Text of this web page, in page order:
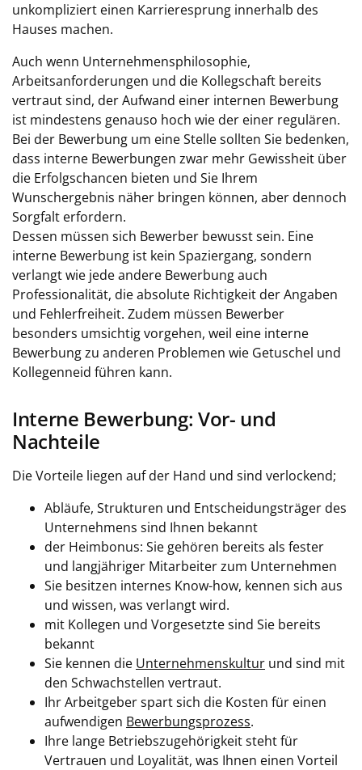
unkompliziert einen Karrieresprung innerhalb des
Hauses machen.
Auch wenn Unternehmensphilosophie,
Arbeitsanforderungen und die Kollegschaft bereits
vertraut sind, der Aufwand einer internen Bewerbung
ist mindestens genauso hoch wie der einer regulären.
Bei der Bewerbung um eine Stelle sollten Sie bedenken,
dass interne Bewerbungen zwar mehr Gewissheit über
die Erfolgschancen bieten und Sie Ihrem
Wunschergebnis näher bringen können, aber dennoch
Sorgfalt erfordern.
Dessen müssen sich Bewerber bewusst sein. Eine
interne Bewerbung ist kein Spaziergang, sondern
verlangt wie jede andere Bewerbung auch
Professionalität, die absolute Richtigkeit der Angaben
und Fehlerfreiheit. Zudem müssen Bewerber
besonders umsichtig vorgehen, weil eine interne
Bewerbung zu anderen Problemen wie Getuschel und
Kollegenneid führen kann.
Interne Bewerbung: Vor- und
Nachteile
Die Vorteile liegen auf der Hand und sind verlockend;
Abläufe, Strukturen und Entscheidungsträger des
Unternehmens sind Ihnen bekannt
der Heimbonus: Sie gehören bereits als fester
und langjähriger Mitarbeiter zum Unternehmen
Sie besitzen internes Know-how, kennen sich aus
und wissen, was verlangt wird.
mit Kollegen und Vorgesetzte sind Sie bereits
bekannt
Sie kennen die Unternehmenskultur und sind mit
den Schwachstellen vertraut.
Ihr Arbeitgeber spart sich die Kosten für einen
aufwendigen Bewerbungsprozess.
Ihre lange Betriebszugehörigkeit steht für
Vertrauen und Loyalität, was Ihnen einen Vorteil